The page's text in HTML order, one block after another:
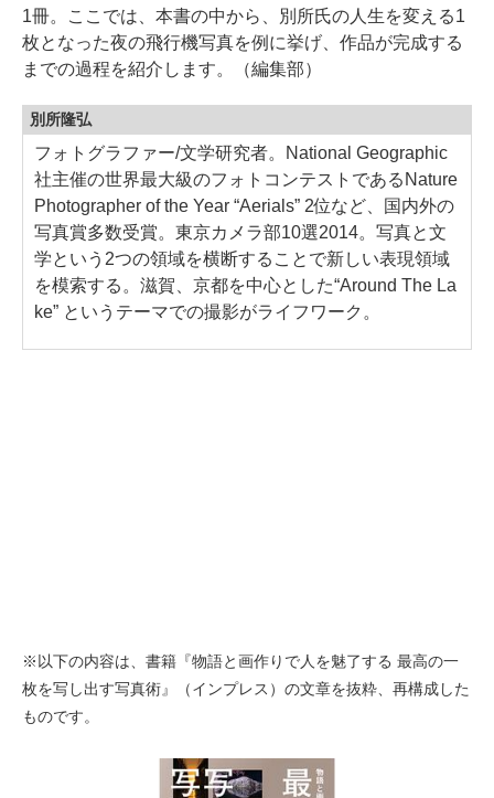
1冊。ここでは、本書の中から、別所氏の人生を変える1
枚となった夜の飛行機写真を例に挙げ、作品が完成する
までの過程を紹介します。（編集部）
別所隆弘
フォトグラファー/文学研究者。National Geographic
社主催の世界最大級のフォトコンテストであるNature
Photographer of the Year “Aerials” 2位など、国内外の
写真賞多数受賞。東京カメラ部10選2014。写真と文
学という2つの領域を横断することで新しい表現領域
を模索する。滋賀、京都を中心とした“Around The La
ke” というテーマでの撮影がライフワーク。
※以下の内容は、書籍『物語と画作りで人を魅了する 最高の一
枚を写し出す写真術』（インプレス）の文章を抜粋、再構成した
ものです。